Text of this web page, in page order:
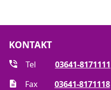
KONTAKT
Tel
03641-8171111
Fax
03641-8171118